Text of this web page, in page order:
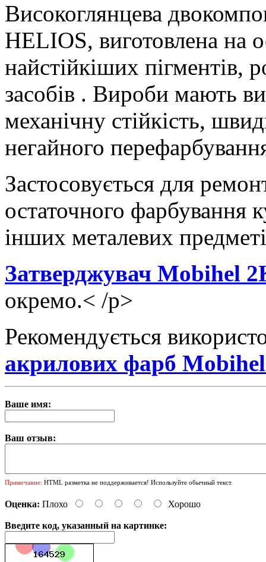
Високоглянцева
HELIOS, виготовлена на
найстійкіших пігментів,
засобів . Вироби мають
механічну стійкість,
негайного
Застосовується для
остаточного фарбування
інших металевих
Затверджувач Mobihel
окремо.< /p>
Рекомендується
акрилових фарб
Ваше имя:
Ваш отзыв:
Примечание: HTML разметка не поддерживается! Используйте обычный текст.
Оценка: Плохо Хорошо
Введите код, указанный на картинке: